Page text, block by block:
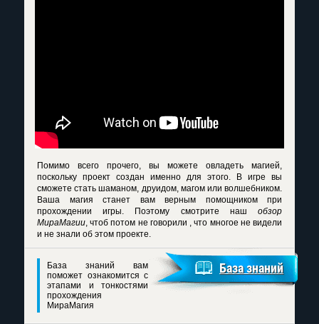
Помимо всего прочего, вы можете овладеть магией,
поскольку проект создан именно для этого. В игре вы
сможете стать шаманом, друидом, магом или волшебником.
Ваша магия станет вам верным помощником при
прохождении игры. Поэтому смотрите наш обзор
МираМагии, чтоб потом не говорили , что многое не видели
и не знали об этом проекте.
База знаний вам
поможет ознакомится с
этапами и тонкостями
прохождения
МираМагия
База знаний